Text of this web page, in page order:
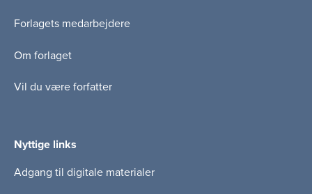
Forlagets medarbejdere
Om forlaget
Vil du være forfatter
Nyttige links
Adgang til digitale materialer